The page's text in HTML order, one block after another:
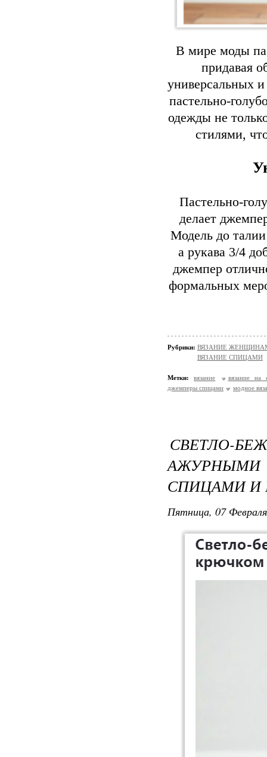
В мире моды
придавая
универсальных и
пастельно-
одежды не
стилями,
Пастельно-
делает
Модель до
а рукава 3/4
джемпер
формальных
Рубрики: ВЯЗАНИЕ ЖЕНЩИНАМ/
ВЯЗАНИЕ СПИЦАМИ
Метки: вязание
вязание на
джемперы спицами
модное
СПИЦАМИ
Пятница, 07